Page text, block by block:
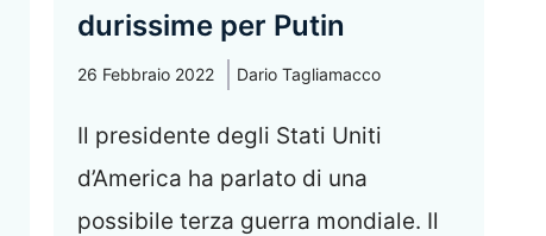
durissime per Putin
26 Febbraio 2022 Dario Tagliamacco
Il presidente degli Stati Uniti
d’America ha parlato di una
possibile terza guerra mondiale. Il